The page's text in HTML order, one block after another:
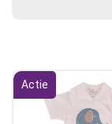
Actie